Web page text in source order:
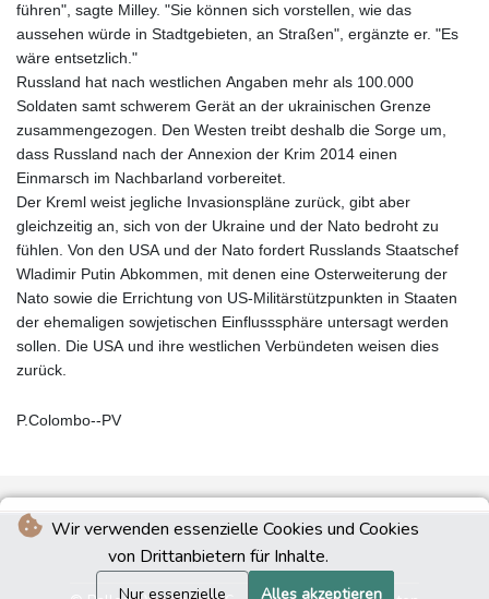
Wir verwenden essenzielle Cookies und Cookies
von Drittanbietern für Inhalte.
Nur essenzielle Alles akzeptieren
führen", sagte Milley. "Sie können sich vorstellen, wie das
aussehen würde in Stadtgebieten, an Straßen", ergänzte er. "Es
wäre entsetzlich."
Russland hat nach westlichen Angaben mehr als 100.000
Soldaten samt schwerem Gerät an der ukrainischen Grenze
zusammengezogen. Den Westen treibt deshalb die Sorge um,
dass Russland nach der Annexion der Krim 2014 einen
Einmarsch im Nachbarland vorbereitet.
Der Kreml weist jegliche Invasionspläne zurück, gibt aber
gleichzeitig an, sich von der Ukraine und der Nato bedroht zu
fühlen. Von den USA und der Nato fordert Russlands Staatschef
Wladimir Putin Abkommen, mit denen eine Osterweiterung der
Nato sowie die Errichtung von US-Militärstützpunkten in Staaten
der ehemaligen sowjetischen Einflusssphäre untersagt werden
sollen. Die USA und ihre westlichen Verbündeten weisen dies
zurück.
P.Colombo--PV